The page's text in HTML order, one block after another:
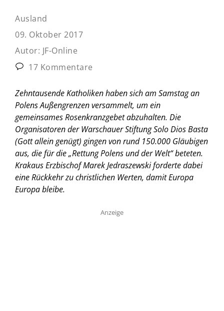
Ausland
09. Oktober 2017
Autor: JF-Online
17 Kommentare
Zehntausende Katholiken haben sich am Samstag an
Polens Außengrenzen versammelt, um ein
gemeinsames Rosenkranzgebet abzuhalten. Die
Organisatoren der Warschauer Stiftung Solo Dios Basta
(Gott allein genügt) gingen von rund 150.000 Gläubigen
aus, die für die „Rettung Polens und der Welt“ beteten.
Krakaus Erzbischof Marek Jedraszewski forderte dabei
eine Rückkehr zu christlichen Werten, damit Europa
Europa bleibe.
Anzeige